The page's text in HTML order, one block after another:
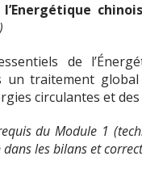
de
un traitement
circulantes et des
du Module 1
les bilans et